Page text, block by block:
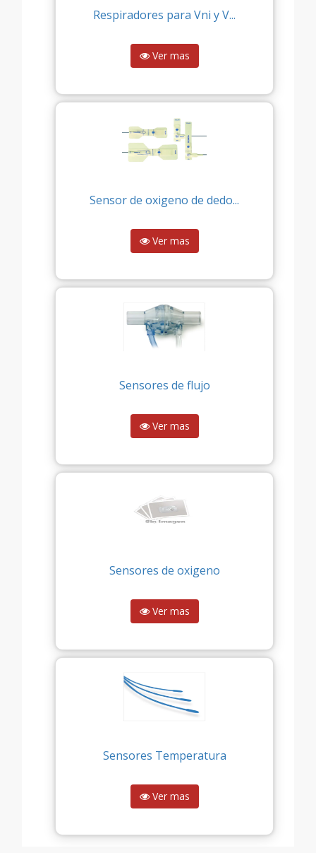
Respiradores para Vni y V...
Ver mas
Sensor de oxigeno de dedo...
Ver mas
Sensores de flujo
Ver mas
Sensores de oxigeno
Ver mas
Sensores Temperatura
Ver mas